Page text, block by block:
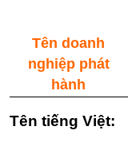
Tên doanh
nghiệp phát
hành
Tên tiếng Việt: